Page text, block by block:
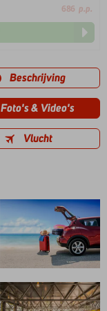
686 p.p.
Beschrijving
Foto's & Video's
Vlucht